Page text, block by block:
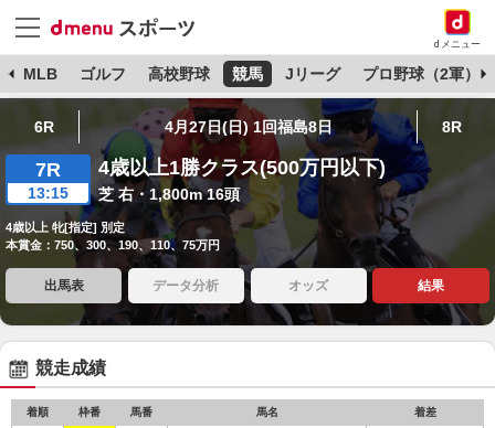
dメニュー
MLB ゴルフ 高校野球 競馬 Jリーグ プロ野球（2軍）
6R 4月27日(日) 1回福島8日 8R
7R
13:15
4歳以上1勝クラス(500万円以下)
芝 右・1,800m 16頭
4歳以上 牝[指定] 別定
本賞金：750、300、190、110、75万円
出馬表 データ分析 オッズ 結果
競走成績
着順 枠番 馬番 馬名 着差